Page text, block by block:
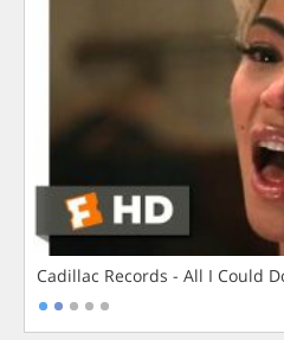
Cadillac Records - All I Could